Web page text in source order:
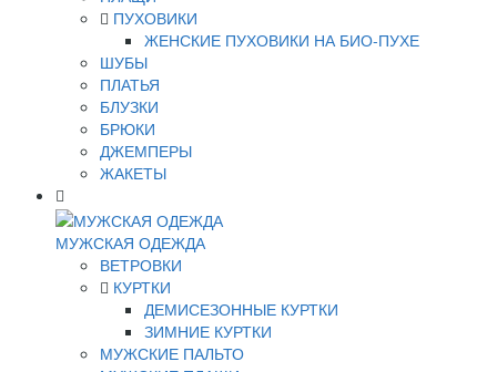
ПУХОВИКИ
ЖЕНСКИЕ ПУХОВИКИ НА БИО-ПУХЕ
ШУБЫ
ПЛАТЬЯ
БЛУЗКИ
БРЮКИ
ДЖЕМПЕРЫ
ЖАКЕТЫ
МУЖСКАЯ ОДЕЖДА
ВЕТРОВКИ
КУРТКИ
ДЕМИСЕЗОННЫЕ КУРТКИ
ЗИМНИЕ КУРТКИ
МУЖСКИЕ ПАЛЬТО